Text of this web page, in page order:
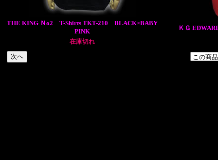
THE KING Ｎo2 T-Shirts TKT-210 BLACK×BABY
PINK
在庫切れ
ＫＧ